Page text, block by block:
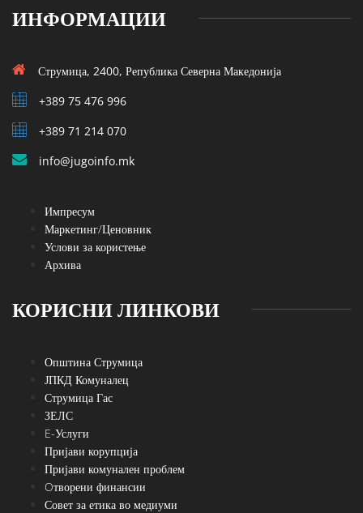
ИНФОРМАЦИИ
Струмица, 2400, Република Северна Македонија
+389 75 476 996
+389 71 214 070
info@jugoinfo.mk
Импресум
Маркетинг/Ценовник
Услови за користење
Архива
КОРИСНИ ЛИНКОВИ
Општина Струмица
ЈПКД Комуналец
Струмица Гас
ЗЕЛС
E-Услуги
Пријави корупција
Пријави комунален проблем
Oтворени финансии
Совет за етика во медиуми